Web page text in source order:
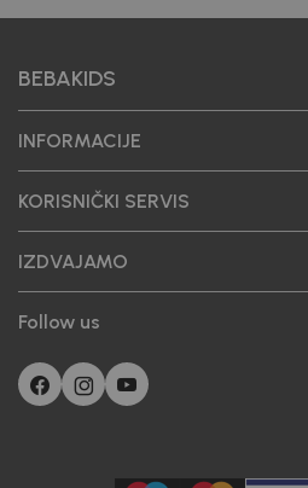
BEBAKIDS
INFORMACIJE
KORISNIČKI SERVIS
IZDVAJAMO
Follow us